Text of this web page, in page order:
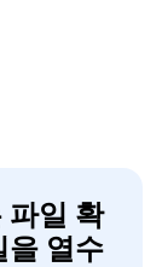
일 확
을 열수